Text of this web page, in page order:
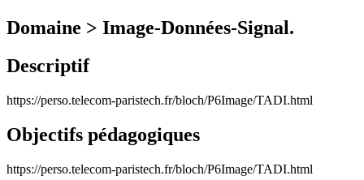
Domaine > Image-Données-Signal.
Descriptif
https://perso.telecom-paristech.fr/bloch/P6Image/TADI.html
Objectifs pédagogiques
https://perso.telecom-paristech.fr/bloch/P6Image/TADI.html